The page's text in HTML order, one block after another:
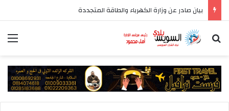
بيان صادر عن وزارة الكهرباء والطاقة المتجددة
بحث عن